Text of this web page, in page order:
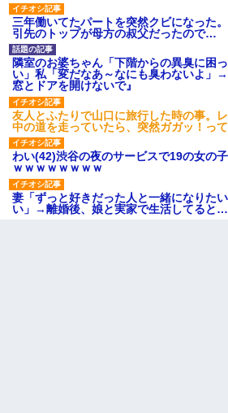
三年働いてたパートを突然クビになった
引先のトップが母方の叔父だったので…
隣室のお婆ちゃん「下階からの異臭に困
い」私「変だなあ～なにも臭わないよ」
窓とドアを開けないで』
友人とふたりで山口に旅行した時の事。
中の道を走っていたら、突然ガガッ！っ
わい(42)渋谷の夜のサービスで19の女の
ｗｗｗｗｗｗｗｗ
妻「ずっと好きだった人と一緒になりた
い」→離婚後、娘と実家で生活してると…